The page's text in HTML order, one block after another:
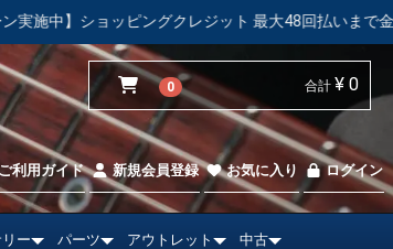
ングクレジット 最大48回払いまで金利手数料無料！
0 合計 ¥ 0
ご利用ガイド 新規会員登録 お気に入り ログイン
ー パーツ アウトレット 中古